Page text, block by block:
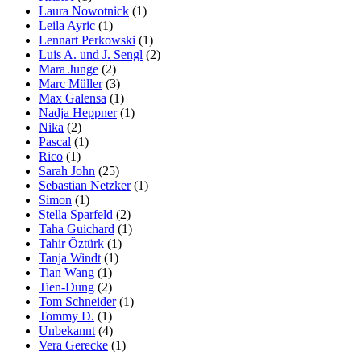
Laura Nowotnick (1)
Leila Ayric (1)
Lennart Perkowski (1)
Luis A. und J. Sengl (2)
Mara Junge (2)
Marc Müller(3)
Max Galensa (1)
Nadja Heppner(1)
Nika (2)
Pascal (1)
Rico (1)
Sarah John (25)
Sebastian Netzker(1)
Simon (1)
Stella Sparfeld (2)
Taha Guichard (1)
Tahir Öztürk (1)
Tanja Windt (1)
Tian Wang (1)
Tien-Dung (2)
Tom Schneider(1)
Tommy D. (1)
Unbekannt (4)
Vera Gerecke (1)